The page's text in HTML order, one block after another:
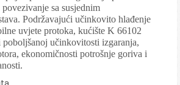
sa susjednim
Podržavajući učinkovito hlađenje
uvjete protoka, kućište K 66102
poboljšanoj učinkovitosti izgaranja,
ekonomičnosti potrošnje goriva i